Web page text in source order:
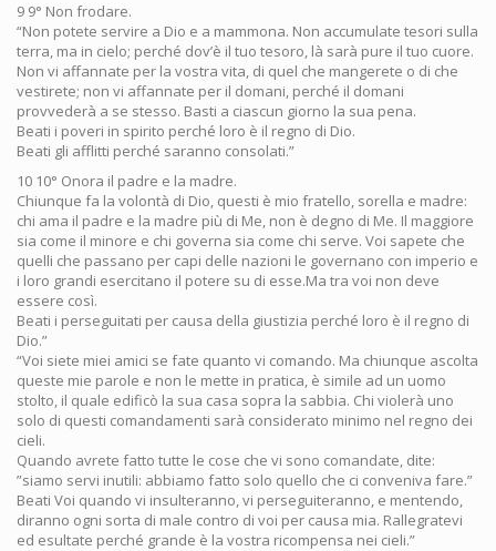
9 9° Non frodare.
“Non potete servire a Dio e a mammona. Non accumulate tesori sulla
terra, ma in cielo; perché dov’è il tuo tesoro, là sarà pure il tuo cuore.
Non vi affannate per la vostra vita, di quel che mangerete o di che
vestirete; non vi affannate per il domani, perché il domani
provvederà a se stesso. Basti a ciascun giorno la sua pena.
Beati i poveri in spirito perché loro è il regno di Dio.
Beati gli afflitti perché saranno consolati.”
10 10° Onora il padre e la madre.
Chiunque fa la volontà di Dio, questi è mio fratello, sorella e madre:
chi ama il padre e la madre più di Me, non è degno di Me. Il maggiore
sia come il minore e chi governa sia come chi serve. Voi sapete che
quelli che passano per capi delle nazioni le governano con imperio e
i loro grandi esercitano il potere su di esse.Ma tra voi non deve
essere così.
Beati i perseguitati per causa della giustizia perché loro è il regno di
Dio.”
“Voi siete miei amici se fate quanto vi comando. Ma chiunque ascolta
queste mie parole e non le mette in pratica, è simile ad un uomo
stolto, il quale edificò la sua casa sopra la sabbia. Chi violerà uno
solo di questi comandamenti sarà considerato minimo nel regno dei
cieli.
Quando avrete fatto tutte le cose che vi sono comandate, dite:
”siamo servi inutili: abbiamo fatto solo quello che ci conveniva fare.”
Beati Voi quando vi insulteranno, vi perseguiteranno, e mentendo,
diranno ogni sorta di male contro di voi per causa mia. Rallegratevi
ed esultate perché grande è la vostra ricompensa nei cieli.”